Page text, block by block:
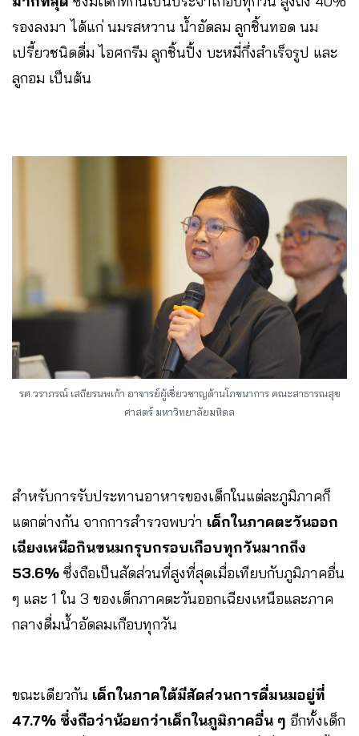
รองลงมา ได้แก่ นมรสหวาน น้ำอัดลม ลูกชิ้นทอด นม
เปรี้ยวชนิดดื่ม ไอศกรีม ลูกชิ้นปิ้ง บะหมี่กึ่งสำเร็จรูป และ
ลูกอม เป็นต้น
รศ.วราภรณ์ เสถียรนพเก้า อาจารย์ผู้เชี่ยวชาญด้านโภชนาการ คณะสาธารณสุข
ศาสตร์ มหาวิทยาลัยมหิดล
สำหรับการรับประทานอาหารของเด็กในแต่ละภูมิภาคก็
แตกต่างกัน จากการสำรวจพบว่า เด็กในภาคตะวันออก
เฉียงเหนือกินขนมกรุบกรอบเกือบทุกวันมากถึง
53.6% ซึ่งถือเป็นสัดส่วนที่สูงที่สุดเมื่อเทียบกับภูมิภาคอื่น
ๆ และ 1 ใน 3 ของเด็กภาคตะวันออกเฉียงเหนือและภาค
กลางดื่มน้ำอัดลมเกือบทุกวัน
ขณะเดียวกัน เด็กในภาคใต้มีสัดส่วนการดื่มนมอยู่ที่
47.7% ซึ่งถือว่าน้อยกว่าเด็กในภูมิภาคอื่น ๆ อีกทั้งเด็ก